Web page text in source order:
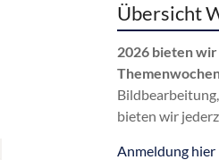
Übersicht
2026 bieten
bieten wir
Anmeldung hier